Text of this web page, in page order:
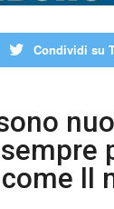
Condividi su
ll